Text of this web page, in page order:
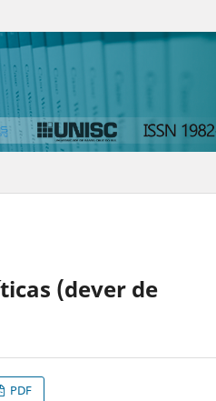
(dever de
PDF